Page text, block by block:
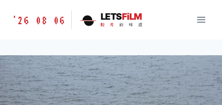
胶
味
道
LETSFILM
'26 08 06 LETSFiLM
胶 片 的 味 道